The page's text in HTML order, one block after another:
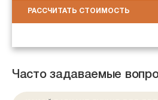
РАССЧИТАТЬ СТОИМОСТЬ
Часто задаваемые